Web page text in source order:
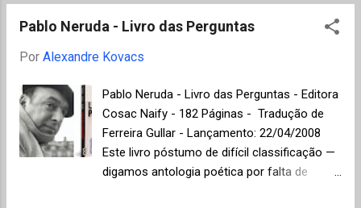
distintas. Outro problema é considerar
( Vita d'un uomo de Giuseppe Ungaretti) em
uma mesma seleção de obras de literatura.
Esta é a maldição das listas! Nunca
conseguimos agradar a todos, nem mesmo
ao próprio resenhista, fica sempre aquela
Pablo Neruda - Livro das Perguntas
Por Alexandre Kovacs
Pablo Neruda - Livro das Perguntas - Editora
Cosac Naify - 182 Páginas - Tradução de
Ferreira Gullar - Lançamento: 22/04/2008
Este livro póstumo de difícil classificação —
digamos antologia poética por falta de